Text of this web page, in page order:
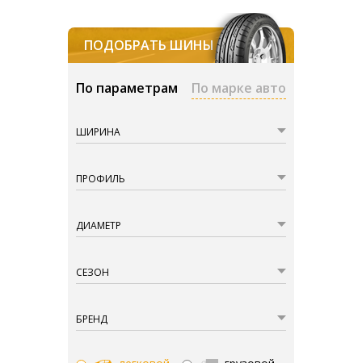
ПОДОБРАТЬ ШИНЫ
По параметрам По марке авто
ШИРИНА
ПРОФИЛЬ
ДИАМЕТР
СЕЗОН
БРЕНД